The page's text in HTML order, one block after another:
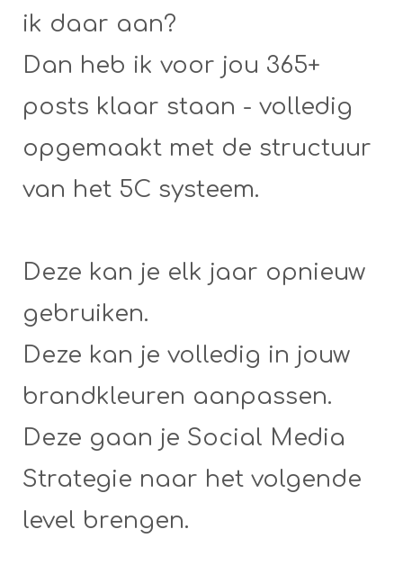
ik daar aan?
Dan heb ik voor jou 365+
posts klaar staan - volledig
opgemaakt met de structuur
van het 5C systeem.
Deze kan je elk jaar opnieuw
gebruiken.
Deze kan je volledig in jouw
brandkleuren aanpassen.
Deze gaan je Social Media
Strategie naar het volgende
level brengen.